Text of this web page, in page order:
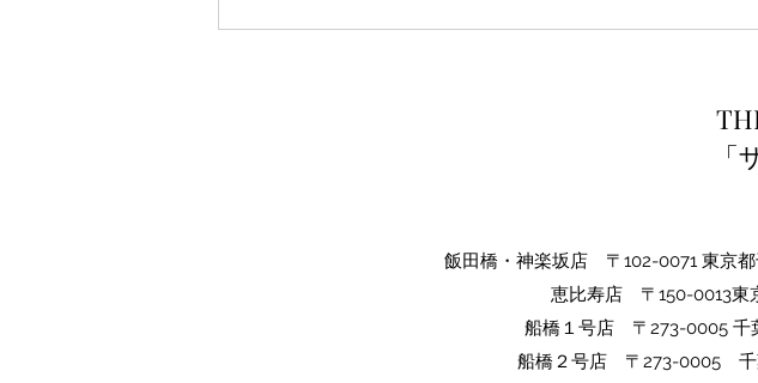
飯田橋・神楽坂店 〒102-0071 東京
恵比寿店 〒150-0013東
船橋１号店 〒273-0005 千
船橋２号店 〒273-0005​ 千